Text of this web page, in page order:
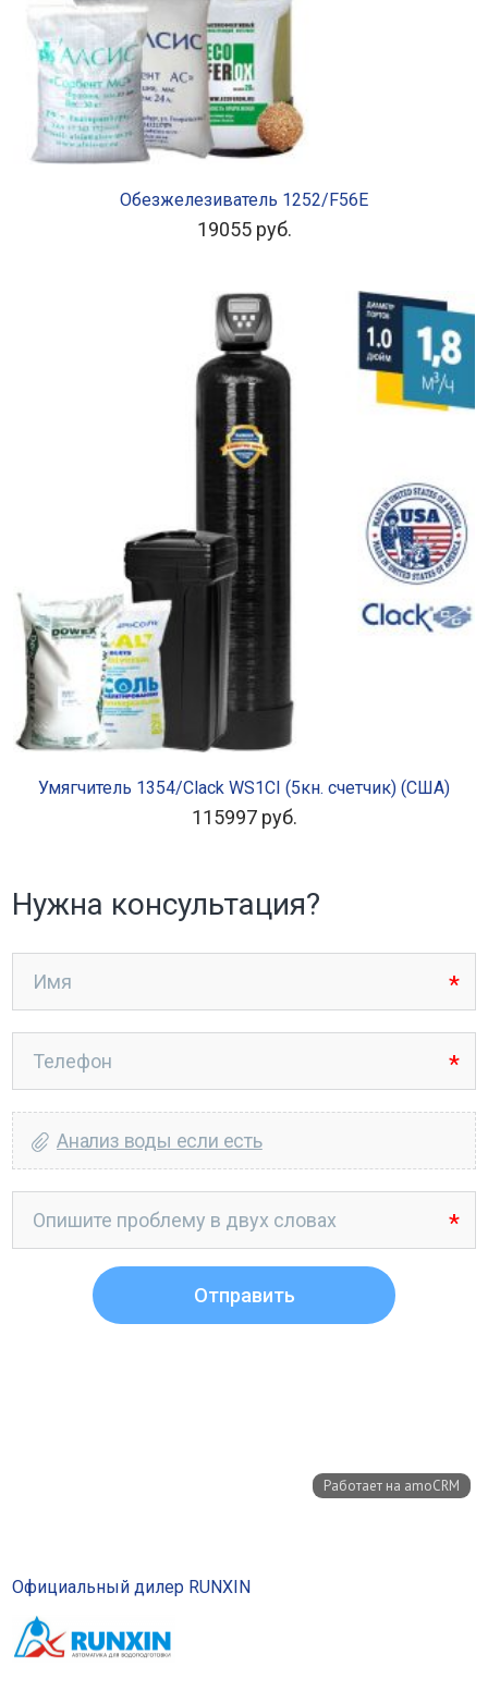
Обезжелезиватель 1252/F56E
19055 руб.
Умягчитель 1354/Clack WS1CI (5кн. счетчик) (США)
115997 руб.
Официальный дилер RUNXIN